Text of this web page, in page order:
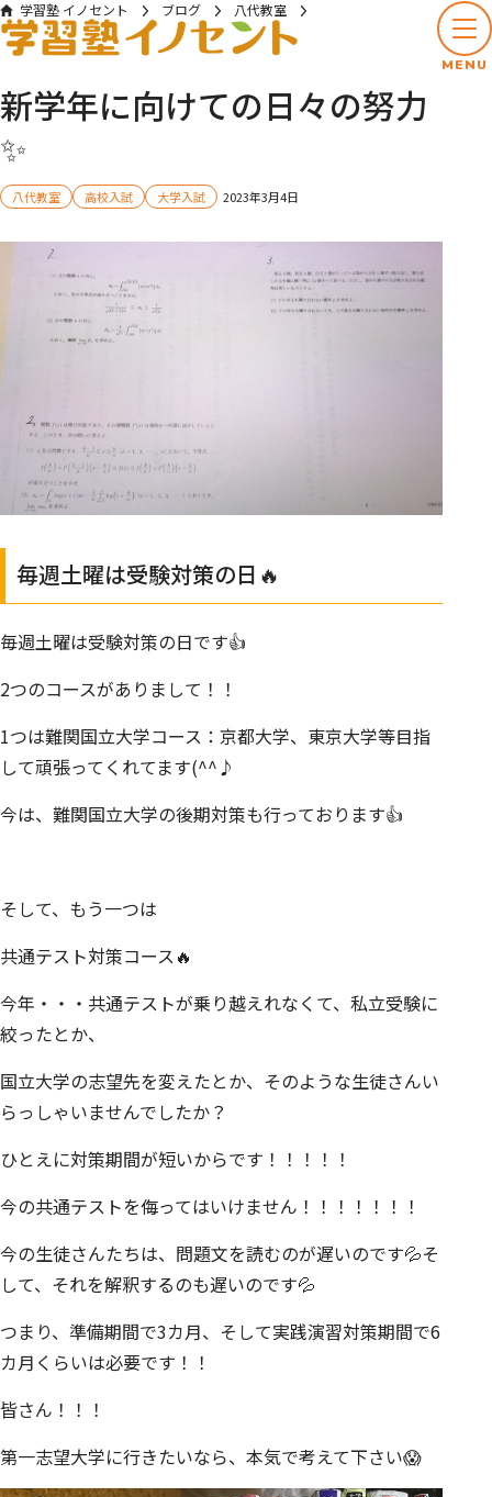
MENU
学習塾 イノセント ブログ
八代教室
新学年に向けての日々の努力✨
新学年に向けての日々の努力
✨
八代教室 高校入試 大学入試 2023年3月4日
毎週土曜は受験対策の日🔥
毎週土曜は受験対策の日です👍
2つのコースがありまして！！
1つは難関国立大学コース：京都大学、東京大学等目指
して頑張ってくれてます(^^♪
今は、難関国立大学の後期対策も行っております👍
そして、もう一つは
共通テスト対策コース🔥
今年・・・共通テストが乗り越えれなくて、私立受験に
絞ったとか、
国立大学の志望先を変えたとか、そのような生徒さんい
らっしゃいませんでしたか？
ひとえに対策期間が短いからです！！！！！
今の共通テストを侮ってはいけません！！！！！！！
今の生徒さんたちは、問題文を読むのが遅いのです💦そ
して、それを解釈するのも遅いのです💦
つまり、準備期間で3カ月、そして実践演習対策期間で6
カ月くらいは必要です！！
皆さん！！！
第一志望大学に行きたいなら、本気で考えて下さい😱